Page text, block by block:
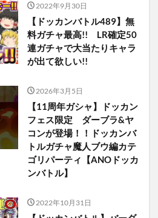
2022年9月30日
【ドッカンバトル489】無
料ガチャ最高!! LR確定50
連ガチャで大当たりキャラ
が出て欲しい!!
2026年3月5日
【11周年ガシャ】ドッカン
フェス限定 ダーブラ&ヤ
コンが登場！！ドッカンバ
トルガチャ魔人ブウ編カテ
ゴリパーティ【ANOドッカ
ンバトル】
2022年10月31日